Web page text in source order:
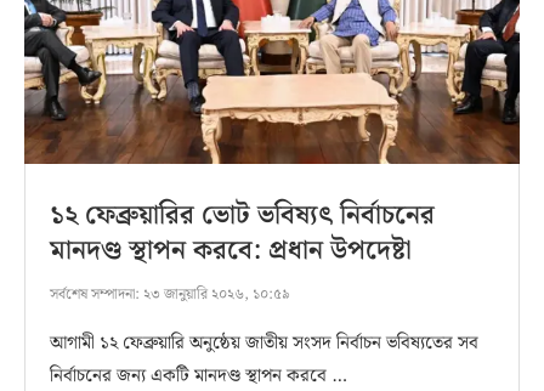
১২ ফেব্রুয়ারির ভোট ভবিষ্যৎ নির্বাচনের
মানদণ্ড স্থাপন করবে: প্রধান উপদেষ্টা
সর্বশেষ সম্পাদনা: ২৩ জানুয়ারি ২০২৬, ১০:৫৯
আগামী ১২ ফেব্রুয়ারি অনুষ্ঠেয় জাতীয় সংসদ নির্বাচন ভবিষ্যতের সব
নির্বাচনের জন্য একটি মানদণ্ড স্থাপন করবে …